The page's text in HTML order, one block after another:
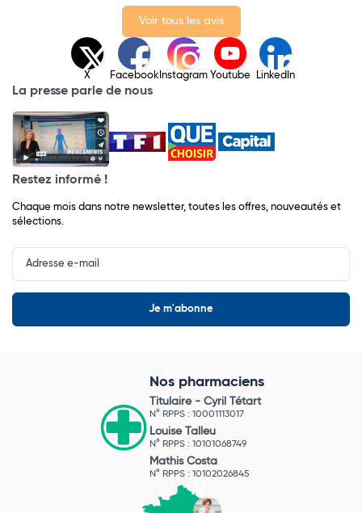
Voir tous les avis
X Facebook Instagram Youtube LinkedIn
La presse parle de nous
Restez informé !
Chaque mois dans notre newsletter, toutes les offres, nouveautés et
sélections.
Input
Newsletter
Nos pharmaciens
Titulaire - Cyril Tétart
N° RPPS : 10001113017
Louise Talleu
N° RPPS : 10101068749
Mathis Costa
N° RPPS : 10102026845